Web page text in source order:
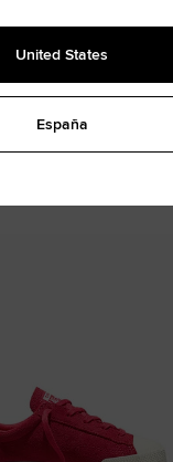
All Star Easy-On
United States
España